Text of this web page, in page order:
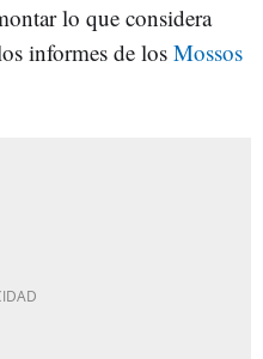
lo que considera
informes de losMossos